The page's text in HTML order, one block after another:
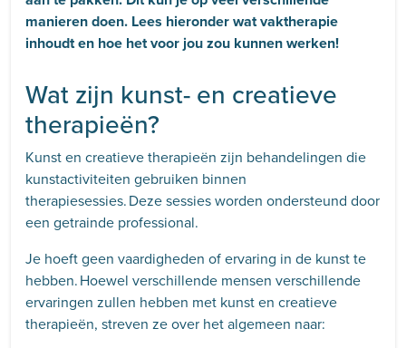
manieren doen. Lees hieronder wat vaktherapie
inhoudt en hoe het voor jou zou kunnen werken!
Wat zijn kunst- en creatieve
therapieën?
Kunst en creatieve therapieën zijn behandelingen die
kunstactiviteiten gebruiken binnen
therapiesessies. Deze sessies worden ondersteund door
een getrainde professional.
Je hoeft geen vaardigheden of ervaring in de kunst te
hebben. Hoewel verschillende mensen verschillende
ervaringen zullen hebben met kunst en creatieve
therapieën, streven ze over het algemeen naar: